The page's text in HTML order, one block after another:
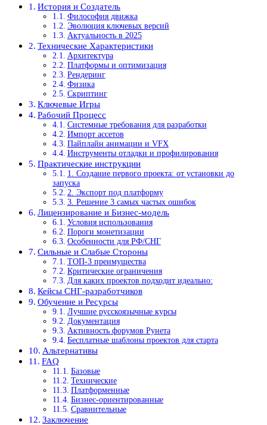
История и Создатель
Философия движка
Эволюция ключевых версий
Актуальность в 2025
Технические Характеристики
Архитектура
Платформы и оптимизация
Рендеринг
Физика
Скриптинг
Ключевые Игры
Рабочий Процесс
Системные требования для разработки
Импорт ассетов
Пайплайн анимации и VFX
Инструменты отладки и профилирования
Практические инструкции
1. Создание первого проекта: от установки до
запуска
2. Экспорт под платформу
3. Решение 3 самых частых ошибок
Лицензирование и Бизнес-модель
Условия использования
Пороги монетизации
Особенности для РФ/СНГ
Сильные и Слабые Стороны
ТОП-3 преимущества
Критические ограничения
Для каких проектов подходит идеально:
Кейсы СНГ-разработчиков
Обучение и Ресурсы
Лучшие русскоязычные курсы
Документация
Активность форумов Рунета
Бесплатные шаблоны проектов для старта
Альтернативы
FAQ
Базовые
Технические
Платформенные
Бизнес-ориентированные
Сравнительные
Заключение